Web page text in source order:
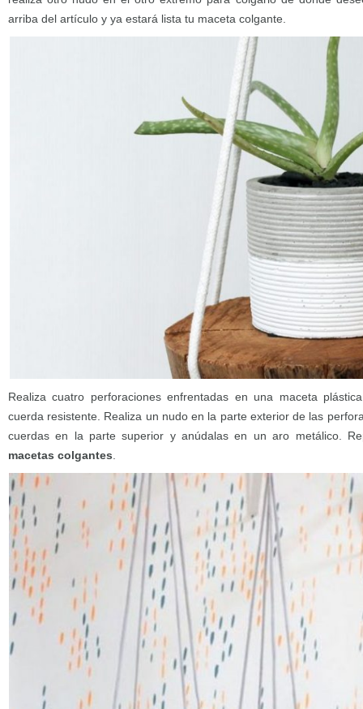
arriba del artículo y ya estará lista tu maceta colgante.
Realiza cuatro perforaciones enfrentadas en una maceta
cuerda resistente. Realiza un nudo en la parte exterior de las
cuerdas en la parte superior y anúdalas en un aro metálico.
macetas colgantes